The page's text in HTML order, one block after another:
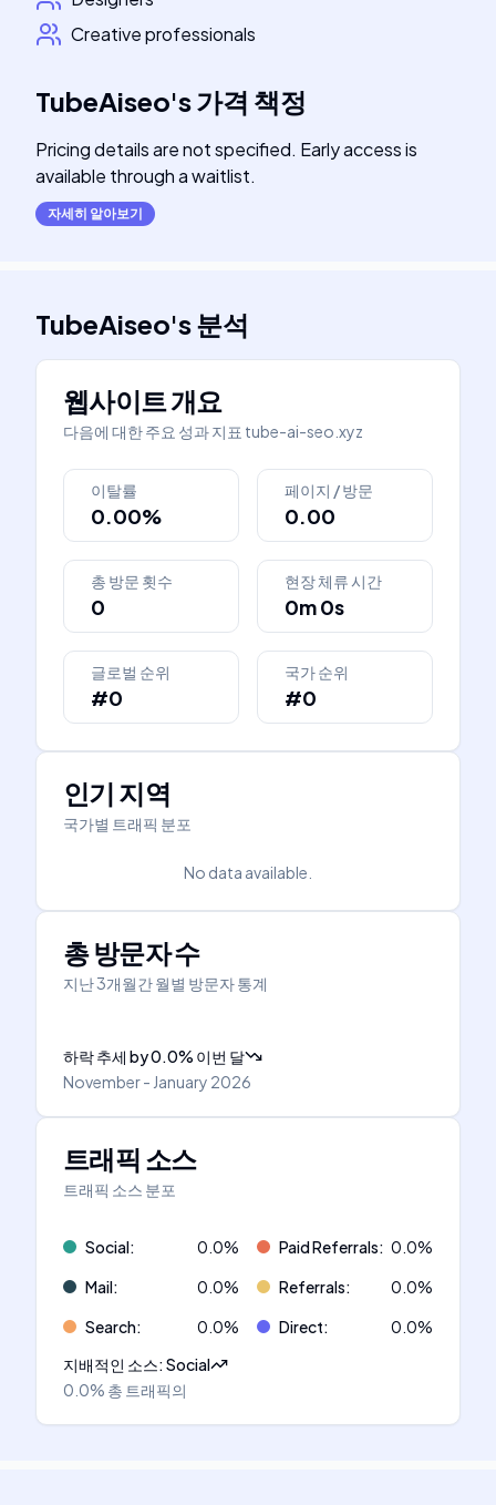
Creative professionals
TubeAiseo's가격 책정
Pricing details are not specified. Early access is
available through a waitlist.
자세히 알아보기
TubeAiseo's분석
웹사이트 개요
다음에 대한 주요 성과 지표 tube-ai-seo.xyz
이탈률
0.00%
페이지 / 방문
0.00
총 방문 횟수
0
현장 체류 시간
0m 0s
글로벌 순위
#0
국가 순위
#0
인기 지역
국가별 트래픽 분포
No data available.
총 방문자 수
지난 3개월간 월별 방문자 통계
하락 추세 by0.0% 이번 달
November - January 2026
트래픽 소스
트래픽 소스 분포
Social: 0.0% Paid Referrals: 0.0%
Mail: 0.0% Referrals: 0.0%
Search: 0.0% Direct: 0.0%
지배적인 소스:Social
0.0% 총 트래픽의